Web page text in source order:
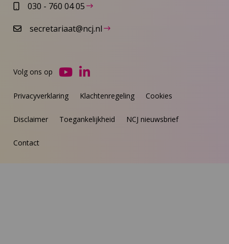
030 - 760 04 05
secretariaat@ncj.nl
Privacyverklaring Klachtenregeling Cookies
Disclaimer Toegankelijkheid NCJ nieuwsbrief
Contact
Volg ons op
Ga
YouTube
Ga
LinkedIn